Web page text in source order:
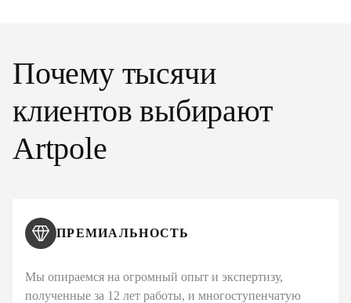
Почему тысячи
клиентов выбирают
Artpole
ПРЕМИАЛЬНОСТЬ
Мы опираемся на огромный опыт и экспертизу,
полученные за 12 лет работы, и многоступенчатую